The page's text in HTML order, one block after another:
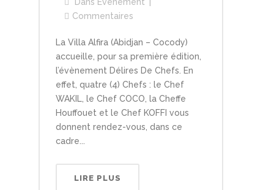
Commentaires
La Villa Alfira (Abidjan – Cocody)
accueille, pour sa première édition,
l’évènement Délires De Chefs. En
effet, quatre (4) Chefs : le Chef
WAKIL, le Chef COCO, la Cheffe
Houffouet et le Chef KOFFI vous
donnent rendez-vous, dans ce
cadre...
LIRE PLUS